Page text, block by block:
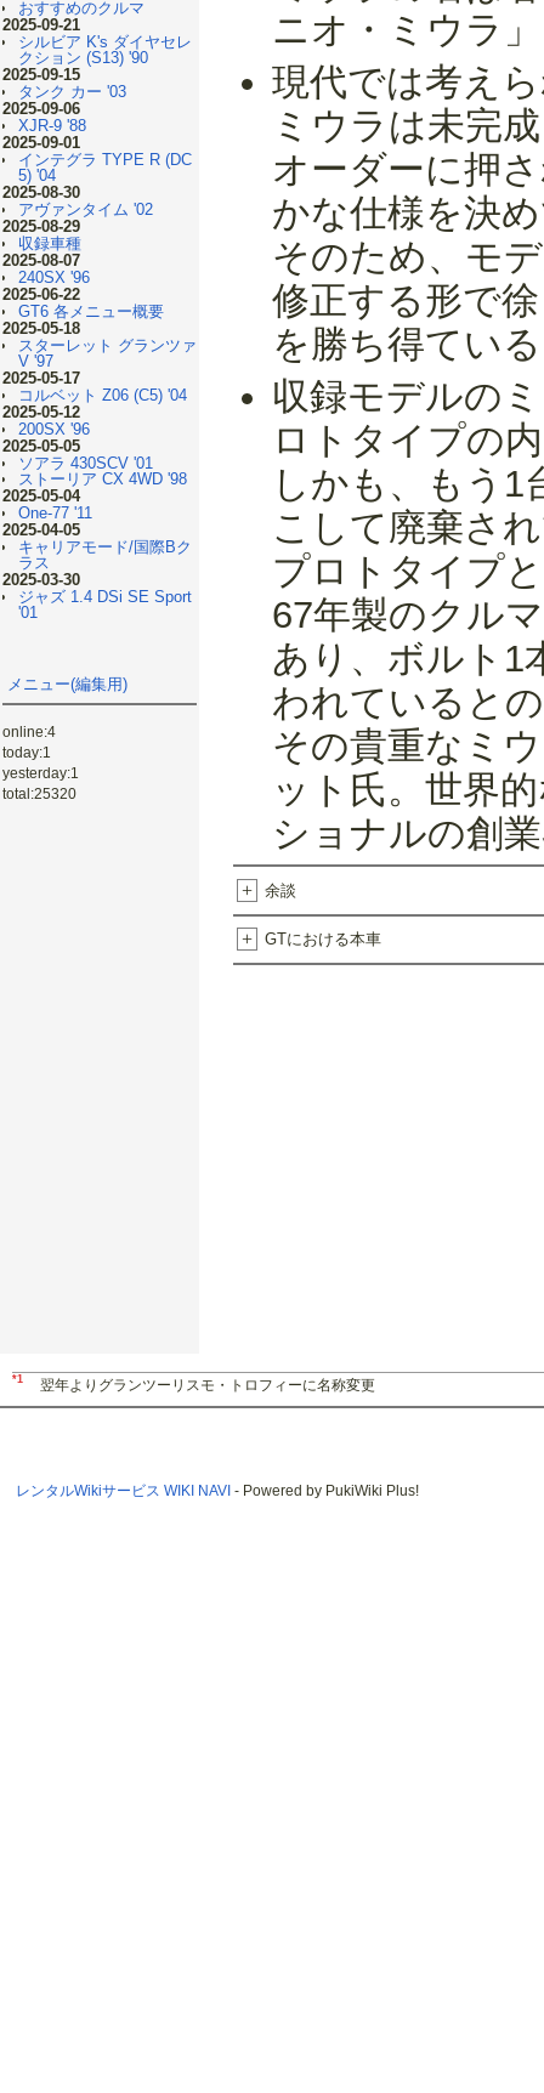
おすすめのクルマ
2025-09-21
シルビア K's ダイヤセレ
クション (S13) '90
2025-09-15
タンク カー '03
2025-09-06
XJR-9 '88
2025-09-01
インテグラ TYPE R (DC
5) '04
2025-08-30
アヴァンタイム '02
2025-08-29
収録車種
2025-08-07
240SX '96
2025-06-22
GT6 各メニュー概要
2025-05-18
スターレット グランツァ
V '97
2025-05-17
コルベット Z06 (C5) '04
2025-05-12
200SX '96
2025-05-05
ソアラ 430SCV '01
ストーリア CX 4WD '98
2025-05-04
One-77 '11
2025-04-05
キャリアモード/国際Bク
ラス
2025-03-30
ジャズ 1.4 DSi SE Sport
'01
メニュー(編集用)
online:4
today:1
yesterday:1
total:25320
ニオ・ミウラ
現代では考え
ミウラは未完
オーダーに押
かな仕様を決
そのため、モ
修正する形で
を勝ち得てい
収録モデルの
ロトタイプの
しかも、もう1
こして廃棄さ
プロトタイプ
67年製のクル
あり、ボルト1
われていると
その貴重なミ
ット氏。世界
ショナルの創
+ 余談
+ GTにおける本車
*1 翌年よりグランツーリスモ・トロフィーに名称変更
レンタルWikiサービス WIKI NAVI - Powered by PukiWiki Plus!